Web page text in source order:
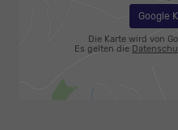
Google
Die Karte wird von
Es gelten die